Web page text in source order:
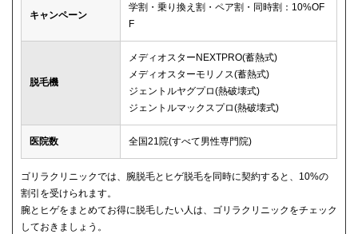
キャンペーン
学割・乗り換え割・ペア割・同時割：10%OF
F
脱毛機
メディオスターNEXTPRO(蓄熱式)
メディオスターモリノス(蓄熱式)
ジェントルヤグプロ(熱破壊式)
ジェントルマックスプロ(熱破壊式)
医院数 全国21院(すべて男性専門院)
ゴリラクリニックでは、腕脱毛とヒゲ脱毛を同時に契約すると、10%の
割引を受けられます。
腕とヒゲをまとめてお得に脱毛したい人は、ゴリラクリニックをチェック
しておきましょう。